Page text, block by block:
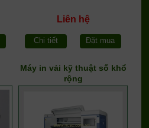
Liên hệ
Chi tiết Đặt mua
Máy in vải kỹ thuật số khổ
rộng